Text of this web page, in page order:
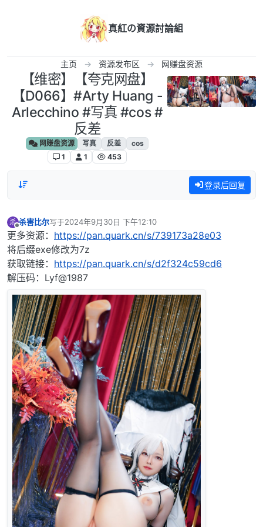
真紅の資源討論組
主页 资源发布区 网赚盘资源
【维密】‎【夸克网盘】
【D066】#Arty Huang -
Arlecchino #写真 #cos #
反差
网赚盘资源 写真 反差
cos
1
1 453
登录后回复
杀
离线
杀害比尔写于2024年9月30日 下午12:10
最后由 编辑
更多资源： https://pan.quark.cn/s/739173a28e03
将后缀exe修改为7z
获取链接： https://pan.quark.cn/s/d2f324c59cd6
解压码：Lyf@1987